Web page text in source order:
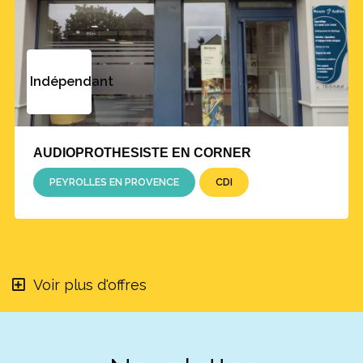
prévention, quitte à rédiger des propositions de
loi successives. Trop de personnes
malentendantes restent, comme moi, de
longues années dans le déni, faute d’une
meilleure sensibilisation et d’un repérage
précoce.
Cela doit commencer dès le plus jeune âge. Des
cas de déficience auditive chez les enfants
pourraient être évités avec des mesures de
prévention aux expositions sonores
proposer d’instaurer une journée de
Indépendant
AUDIOPROTHESISTE EN CORNER
PEYROLLES EN PROVENCE CDI
Voir plus d'offres